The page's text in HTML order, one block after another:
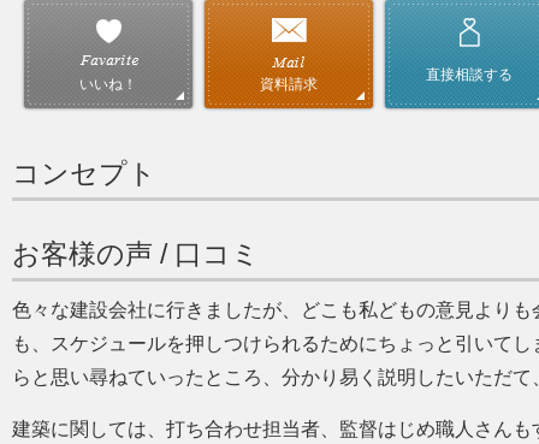
いいね！ 資料請求
直接相談する
コンセプト
お客様の声 / 口コミ
色々な建設会社に行きましたが、どこも私どもの意見より
も、スケジュールを押しつけられるためにちょっと引いて
らと思い尋ねていったところ、分かり易く説明したいただ
建築に関しては、打ち合わせ担当者、監督はじめ職人さん